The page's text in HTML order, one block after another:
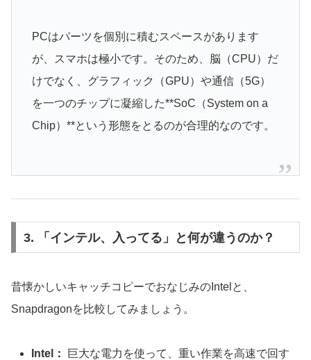
PCはパーツを個別に積むスペースがあります
が、スマホは極小です。そのため、脳（CPU）だ
けでなく、グラフィック（GPU）や通信（5G）
を一つのチップに凝縮した**SoC（System on a
Chip）**という形態をとるのが合理的なのです。
3. 「インテル、入ってる」と何が違うのか？
昔懐かしいキャッチコピーでおなじみのIntelと、
Snapdragonを比較してみましょう。
Intel：
巨大な電力を使って、重い作業を高速で回す